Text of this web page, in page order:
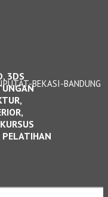
3DS
BEKASI-BANDUNG